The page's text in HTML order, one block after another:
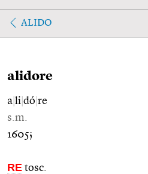
ALIDO
alidore
a li dó re
s.m.
1605;
RE tosc.